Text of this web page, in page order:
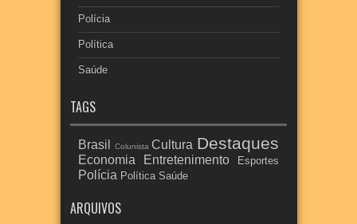
Polícia
Política
Saúde
TAGS
Brasil Colunista Cultura Destaques
Economia Entretenimento Esportes
Polícia Política Saúde
ARQUIVOS